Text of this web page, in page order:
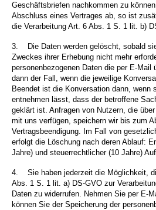
Geschäftsbriefen nachkommen zu
Abschluss eines Vertrages ab, so ist
die Verarbeitung Art. 6 Abs. 1 S. 1 lit. b)
3.
Die Daten werden gelöscht, sobald
Zweckes ihrer Erhebung nicht mehr
personenbezogenen Daten die per E-Mail
dann der Fall, wenn die jeweilige
Beendet ist die Konversation dann, wenn
entnehmen lässt, dass der betroffene
geklärt ist. Anfragen von Nutzern, die
mit uns verfügen, speichern wir bis zum
Vertragsbeendigung. Im Fall von
erfolgt die Löschung nach deren Ablauf:
Jahre) und steuerrechtlicher (10 Jahre)
4. Sie haben jederzeit die Möglichkeit,
Abs. 1 S. 1 lit. a) DS-GVO zur
Daten zu widerrufen. Nehmen Sie per E-
können Sie der Speicherung der